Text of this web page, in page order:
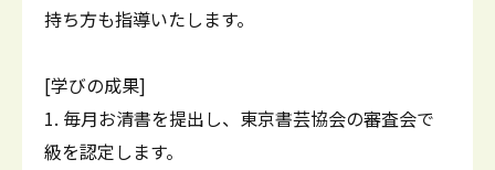
持ち方も指導いたします。
[学びの成果]
1. 毎月お清書を提出し、東京書芸協会の審査会で
級を認定します。